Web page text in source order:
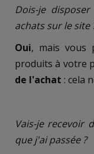
Dois-je
achats sur le site
Oui, mais vous
produits à votre
de l'achat : cela
Vais-je recevoir
que j'ai passée ?